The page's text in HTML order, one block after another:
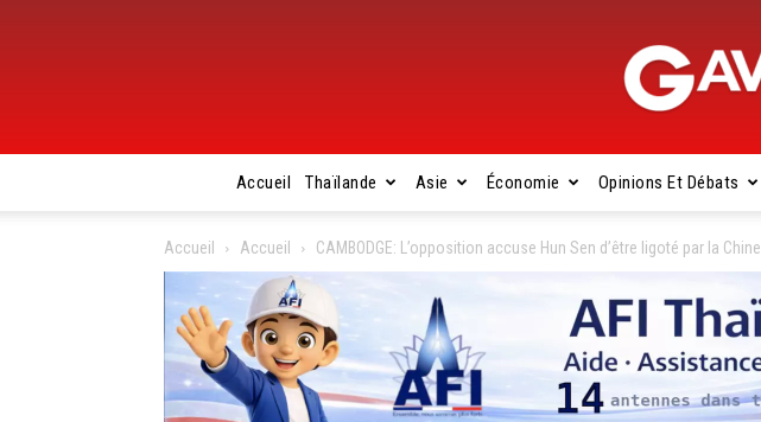
Accueil Thaïlande Asie Économie Opinions Et Débats
Accueil Accueil CAMBODGE: L’opposition accuse Hun Sen d’être ligoté par la Chine